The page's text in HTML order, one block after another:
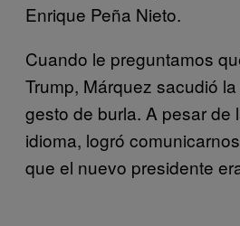
Enrique Peña Nieto.
Cuando le preguntamos
Trump, Márquez sacudió
gesto de burla. A pesar de
idioma, logró
que el nuevo presidente